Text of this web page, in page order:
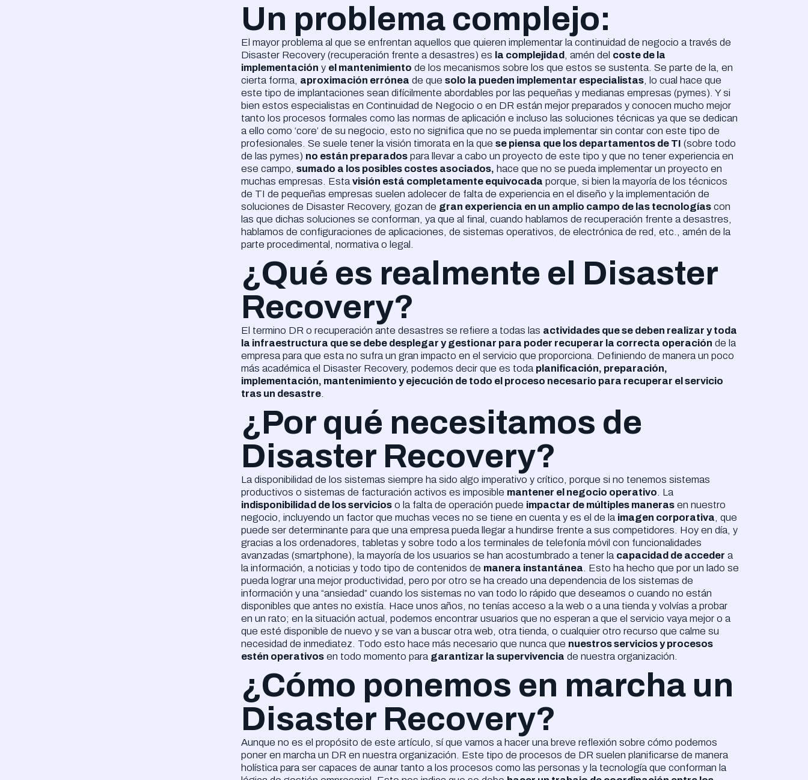
Un problema complejo:
El mayor problema al que se enfrentan aquellos que quieren implementar la continuidad de negocio a través de
Disaster Recovery (recuperación frente a desastres) es la complejidad, amén del coste de la
implementación y el mantenimiento de los mecanismos sobre los que estos se sustenta. Se parte de la, en
cierta forma, aproximación errónea de quesolo la pueden implementar especialistas, lo cual hace que
este tipo de implantaciones sean difícilmente abordables por las pequeñas y medianas empresas (pymes). Y si
bien estos especialistas en Continuidad de Negocio o en DR están mejor preparados y conocen mucho mejor
tanto los procesos formales como las normas de aplicación e incluso las soluciones técnicas ya que se dedican
a ello como ‘core’ de su negocio, esto no significa que no se pueda implementar sin contar con este tipo de
profesionales. Se suele tener la visión timorata en la quese piensa que los departamentos de TI (sobre todo
de las pymes) no están preparados para llevar a cabo un proyecto de este tipo y que no tener experiencia en
ese campo,sumado a los posibles costes asociados, hace que no se pueda implementar un proyecto en
muchas empresas. Estavisión está completamente equivocada porque, si bien la mayoría de los técnicos
de TI de pequeñas empresas suelen adolecer de falta de experiencia en el diseño y la implementación de
soluciones de Disaster Recovery, gozan de gran experiencia en un amplio campo de las tecnologías con
las que dichas soluciones se conforman, ya que al final, cuando hablamos de recuperación frente a desastres,
hablamos de configuraciones de aplicaciones, de sistemas operativos, de electrónica de red, etc., amén de la
parte procedimental, normativa o legal.
¿Qué es realmente el Disaster
Recovery?
El termino DR o recuperación ante desastres se refiere a todas las actividades que se deben realizar y toda
la infraestructura que se debe desplegar y gestionar para poder recuperar la correcta operación de la
empresa para que esta no sufra un gran impacto en el servicio que proporciona. Definiendo de manera un poco
más académica el Disaster Recovery, podemos decir que es toda planificación, preparación,
implementación, mantenimiento y ejecución de todo el proceso necesario para recuperar el servicio
tras un desastre.
¿Por qué necesitamos de
Disaster Recovery?
La disponibilidad de los sistemas siempre ha sido algo imperativo y crítico, porque si no tenemos sistemas
productivos o sistemas de facturación activos es imposible mantener el negocio operativo. La
indisponibilidad de los servicios o la falta de operación puede impactar de múltiples maneras en nuestro
negocio, incluyendo un factor que muchas veces no se tiene en cuenta y es el de la imagen corporativa, que
puede ser determinante para que una empresa pueda llegar a hundirse frente a sus competidores. Hoy en día, y
gracias a los ordenadores, tabletas y sobre todo a los terminales de telefonía móvil con funcionalidades
avanzadas (smartphone), la mayoría de los usuarios se han acostumbrado a tener la capacidad de acceder a
la información, a noticias y todo tipo de contenidos de manera instantánea. Esto ha hecho que por un lado se
pueda lograr una mejor productividad, pero por otro se ha creado una dependencia de los sistemas de
información y una “ansiedad” cuando los sistemas no van todo lo rápido que deseamos o cuando no están
disponibles que antes no existía. Hace unos años, no tenías acceso a la web o a una tienda y volvías a probar
en un rato; en la situación actual, podemos encontrar usuarios que no esperan a que el servicio vaya mejor o a
que esté disponible de nuevo y se van a buscar otra web, otra tienda, o cualquier otro recurso que calme su
necesidad de inmediatez. Todo esto hace más necesario que nunca que nuestros servicios y procesos
estén operativos en todo momento para garantizar la supervivencia de nuestra organización.
¿Cómo ponemos en marcha un
Disaster Recovery?
Aunque no es el propósito de este artículo, sí que vamos a hacer una breve reflexión sobre cómo podemos
poner en marcha un DR en nuestra organización. Este tipo de procesos de DR suelen planificarse de manera
holística para ser capaces de aunar tanto a los procesos como las personas y la tecnología que conforman la